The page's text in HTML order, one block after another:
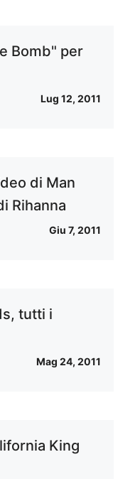
Bomb" per
Lug 12, 2011
di Man
Rihanna
Giu 7, 2011
tutti i
Mag 24, 2011
King